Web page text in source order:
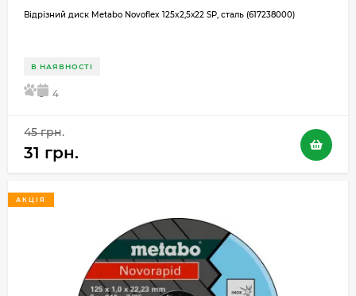
Відрізний диск Metabo Novoflex 125x2,5х22 SP, сталь (617238000)
В НАЯВНОСТІ
5 4
45 грн.
31 грн.
АКЦІЯ